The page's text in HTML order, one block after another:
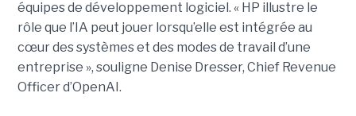
équipes de développement logiciel. « HP illustre le
rôle que l’IA peut jouer lorsqu’elle est intégrée au
cœur des systèmes et des modes de travail d’une
entreprise », souligne Denise Dresser, Chief Revenue
Officer d’OpenAI.